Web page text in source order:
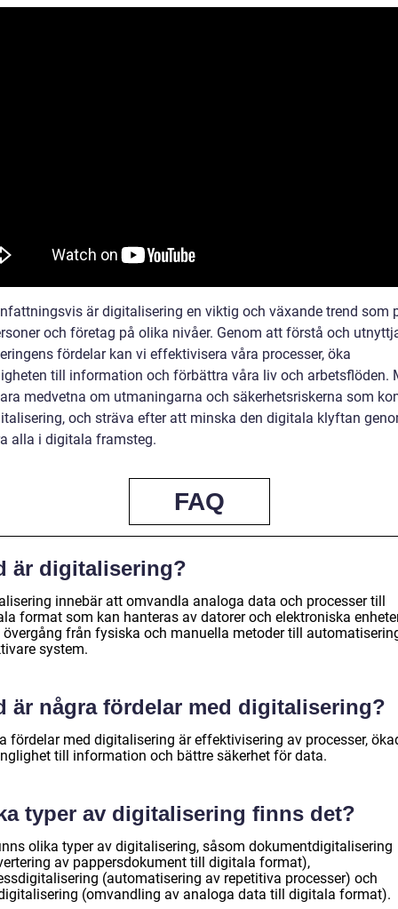
är digitalisering en viktig och växande trend som
och företag på olika nivåer. Genom att förstå och
fördelar kan vi effektivisera våra processer, öka
till information och förbättra våra liv och arbetsflöden.
medvetna om utmaningarna och säkerhetsriskerna som
och sträva efter att minska den digitala klyftan
alla i digitala framsteg.
FAQ
är digitalisering?
innebär att omvandla analoga data och processer till
format som kan hanteras av datorer och elektroniska
övergång från fysiska och manuella metoder till
system.
är några fördelar med digitalisering?
fördelar med digitalisering är effektivisering av processer,
till information och bättre säkerhet för data.
typer av digitalisering finns det?
olika typer av digitalisering, såsom dokumentdigitalisering
av pappersdokument till digitala format),
(automatisering av repetitiva processer) och
(omvandling av analoga data till digitala format).